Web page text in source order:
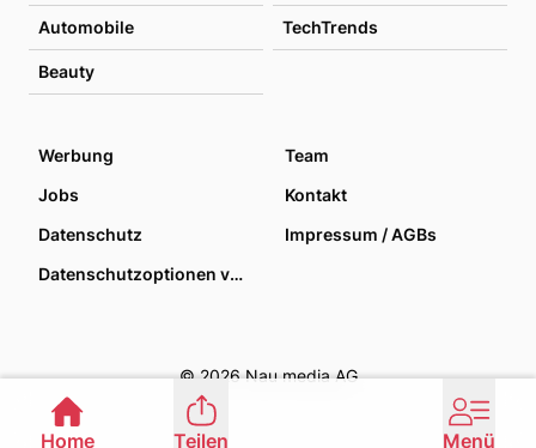
Automobile TechTrends
Beauty
Werbung
Team
Jobs
Kontakt
Datenschutz
Impressum / AGBs
Datenschutzoptionen verwalten
© 2026 Nau media AG
Home Teilen Menü